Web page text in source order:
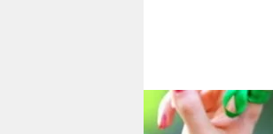
nord